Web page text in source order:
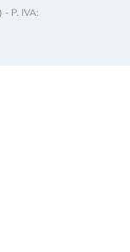
- P. IVA: